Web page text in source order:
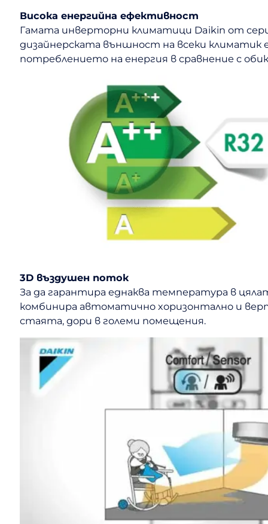
Висока енергийна ефективност
Гамата инверторни климатици Daikin от
дизайнерската външност на всеки
потреблението на енергия в сравнение с
3D въздушен поток
За да гарантира еднаква температура в
комбинира автоматично хоризонтално и
стаята, дори в големи помещения.